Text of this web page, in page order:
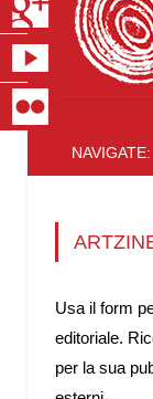
NAVIGATE:
Usa il form
editoriale.
per la sua